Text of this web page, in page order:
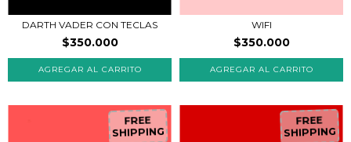
DARTH VADER CON TECLAS
$350.000
WIFI
$350.000
FREE
SHIPPING
FREE
SHIPPING